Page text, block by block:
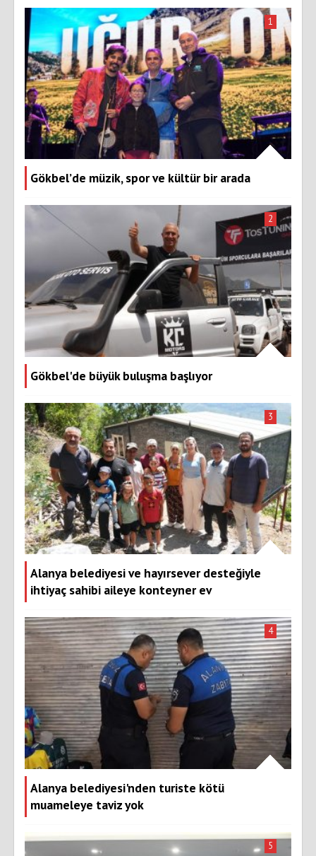
Gökbel’de müzik, spor ve kültür bir arada
1
Gökbel'de büyük buluşma başlıyor
2
Alanya belediyesi ve hayırsever desteğiyle
ihtiyaç sahibi aileye konteyner ev
3
Alanya belediyesi'nden turiste kötü
muameleye taviz yok
4
5